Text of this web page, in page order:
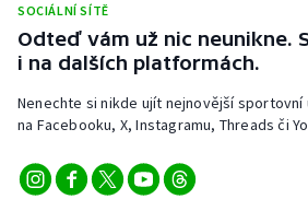
SOCIÁLNÍ SÍTĚ
Odteď vám už nic neunikne.
i na dalších platformách.
Nenechte si nikde ujít nejnovější sportovní
na Facebooku, X, Instagramu, Threads či